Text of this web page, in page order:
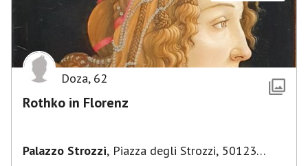
Doza, 62
Rothko in Florenz
Palazzo Strozzi, Piazza degli Strozzi, 50123